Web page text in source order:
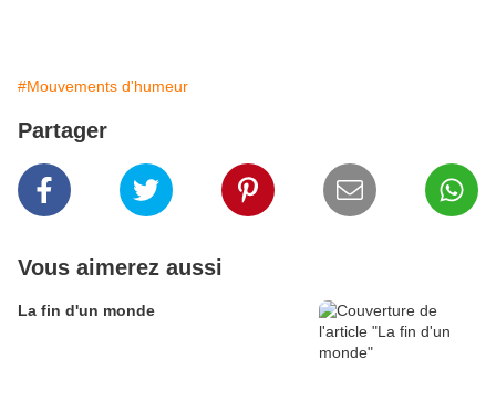
#Mouvements d'humeur
Partager
Vous aimerez aussi
La fin d'un monde